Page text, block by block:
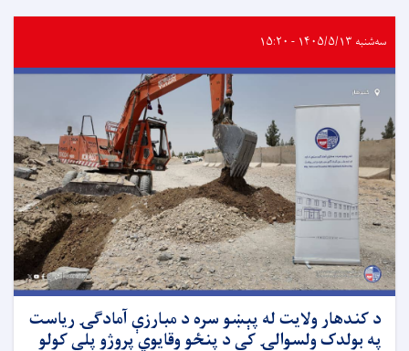
سه‌شنبه ۱۴۰۵/۵/۱۳ - ۱۵:۲۰
د کندهار ولایت له پېښو سره د مبارزې آمادګۍ ریاست
په بولدک ولسوالۍ کې د پنځو وقایوي پروژو پلي کولو